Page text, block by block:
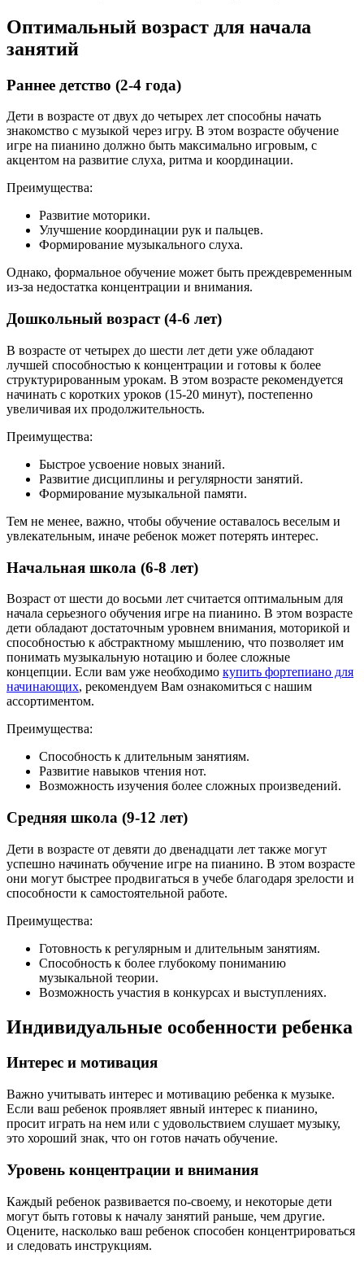
Оптимальный возраст для начала
занятий
Раннее детство (2-4 года)
Дети в возрасте от двух до четырех лет способны начать
знакомство с музыкой через игру. В этом возрасте обучение
игре на пианино должно быть максимально игровым, с
акцентом на развитие слуха, ритма и координации.
Преимущества:
Развитие моторики.
Улучшение координации рук и пальцев.
Формирование музыкального слуха.
Однако, формальное обучение может быть преждевременным
из-за недостатка концентрации и внимания.
Дошкольный возраст (4-6 лет)
В возрасте от четырех до шести лет дети уже обладают
лучшей способностью к концентрации и готовы к более
структурированным урокам. В этом возрасте рекомендуется
начинать с коротких уроков (15-20 минут), постепенно
увеличивая их продолжительность.
Преимущества:
Быстрое усвоение новых знаний.
Развитие дисциплины и регулярности занятий.
Формирование музыкальной памяти.
Тем не менее, важно, чтобы обучение оставалось веселым и
увлекательным, иначе ребенок может потерять интерес.
Начальная школа (6-8 лет)
Возраст от шести до восьми лет считается оптимальным для
начала серьезного обучения игре на пианино. В этом возрасте
дети обладают достаточным уровнем внимания, моторикой и
способностью к абстрактному мышлению, что позволяет им
понимать музыкальную нотацию и более сложные
концепции. Если вам уже необходимо купить фортепиано для
начинающих, рекомендуем Вам ознакомиться с нашим
ассортиментом.
Преимущества:
Способность к длительным занятиям.
Развитие навыков чтения нот.
Возможность изучения более сложных произведений.
Средняя школа (9-12 лет)
Дети в возрасте от девяти до двенадцати лет также могут
успешно начинать обучение игре на пианино. В этом возрасте
они могут быстрее продвигаться в учебе благодаря зрелости и
способности к самостоятельной работе.
Преимущества:
Готовность к регулярным и длительным занятиям.
Способность к более глубокому пониманию
музыкальной теории.
Возможность участия в конкурсах и выступлениях.
Индивидуальные особенности ребенка
Интерес и мотивация
Важно учитывать интерес и мотивацию ребенка к музыке.
Если ваш ребенок проявляет явный интерес к пианино,
просит играть на нем или с удовольствием слушает музыку,
это хороший знак, что он готов начать обучение.
Уровень концентрации и внимания
Каждый ребенок развивается по-своему, и некоторые дети
могут быть готовы к началу занятий раньше, чем другие.
Оцените, насколько ваш ребенок способен концентрироваться
и следовать инструкциям.